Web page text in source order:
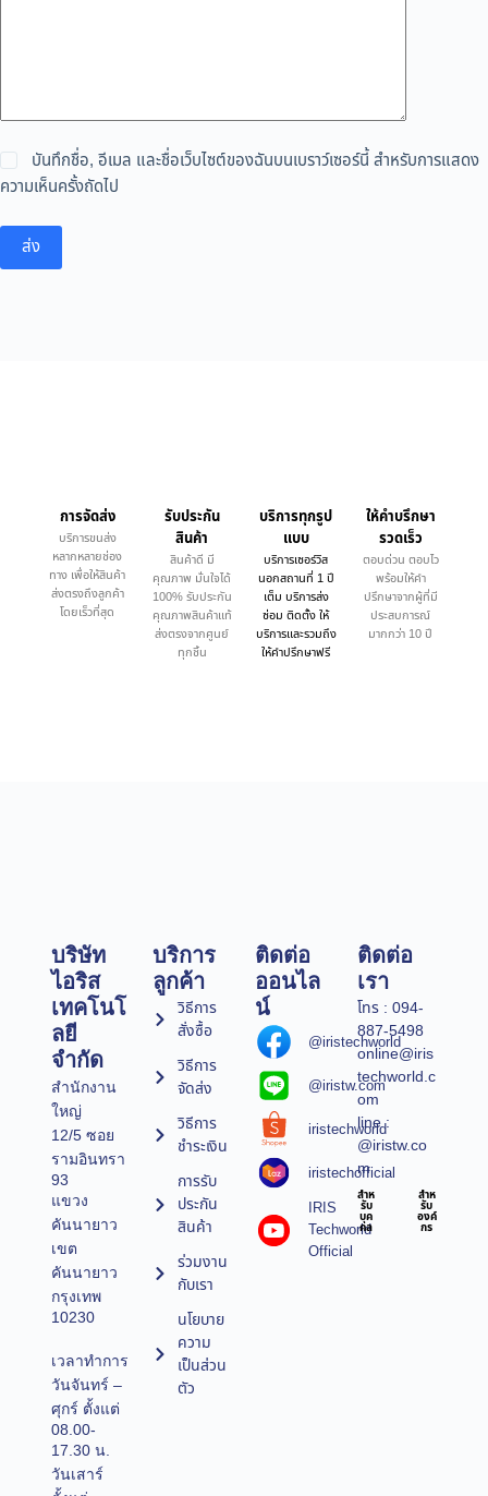
บันทึกชื่อ, อีเมล และชื่อเว็บไซต์ของฉันบนเบราว์เซอร์นี้ สำหรับการแสดง
ความเห็นครั้งถัดไป
ส่ง
การจัดส่ง
บริการขนส่ง
หลากหลายช่อง
ทาง เพื่อให้สินค้า
ส่งตรงถึงลูกค้า
โดยเร็วที่สุด
รับประกัน
สินค้า
สินค้าดี มี
คุณภาพ มั่นใจได้
100% รับประกัน
คุณภาพสินค้าแท้
ส่งตรงจากศูนย์
ทุกชิ้น
บริการทุกรูป
แบบ
บริการเซอร์วิส
นอกสถานที่ 1 ปี
เต็ม บริการส่ง
ซ่อม ติดตั้ง ให้
บริการและรวมถึง
ให้คำปรึกษาฟรี
ให้คำบรึกษา
รวดเร็ว
ตอบด่วน ตอบไว
พร้อมให้คำ
ปรึกษาจากผู้ที่มี
ประสบการณ์
มากกว่า 10 ปี
บริษัท
ไอริส
เทคโนโ
ลยี
จำกัด
สำนักงาน
ใหญ่
12/5 ซอย
รามอินทรา
93
แขวง
คันนายาว
เขต
คันนายาว
กรุงเทพ
10230
เวลาทำการ
วันจันทร์ –
ศุกร์ ตั้งแต่
08.00-
17.30 น.
วันเสาร์
บริการ
ลูกค้า
วิธีการ
สั่งซื้อ
วิธีการ
จัดส่ง
วิธีการ
ชำระเงิน
การรับ
ประกัน
สินค้า
ร่วมงาน
กับเรา
นโยบาย
ความ
เป็นส่วน
ตัว
ติดต่อ
ออนไล
น์
@iristechworld
@iristw.com
iristechworld
iristechofficial
IRIS
Techworld
Official
ติดต่อ
เรา
โทร : 094-
887-5498
online@iris
techworld.c
om
line :
@iristw.co
m
สำห
รับ
บุค
คล
สำห
รับ
องค์
กร